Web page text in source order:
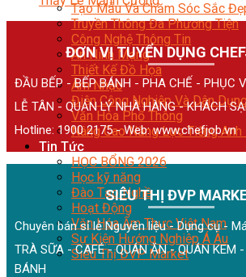
Tạo Mẫu Và Chăm Sóc Sắc
Truyền Thông Đa Phương Tiện
Công Nghệ Thông Tin
An Ninh Mạng
Thiết Kế Đồ Họa
Âm Nhạc
Điện Công Nghiệp Và Dân
Văn Hóa Phổ Thông
Nâng Cao Năng Lực Tiếng Anh
Tin Tức
HỌC BỔNG 2026
Học kỹ năng
Đào Tạo Nghề
Hoạt Động
Văn Hóa Ẩm Thực Việt Nam
Sự Kiện Hướng Nghiệp Á Âu
Siêu Thị ĐVP Market
ĐƠN VỊ TUYỂN DỤNG
ĐẦU BẾP - BẾP BÁNH - PHA CHẾ - PHỤC
LỄ TÂN - QUẢN LÝ NHÀ HÀNG - KHÁCH
Hotline: 1900 2175 - Web:www.chefjob.vn
SIÊU THỊ ĐVP
Chuyên bán sỉ lẻ Nguyên liệu - Dụng cụ -
TRÀ SỮA - CAFÉ - QUÁN ĂN - QUÁN KEM
BÁNH